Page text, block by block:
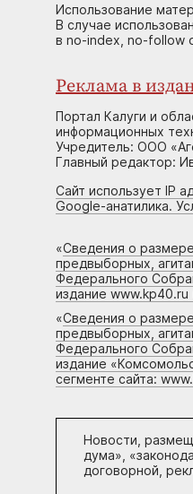
Использование
В случае
в no-index, no-follow
Реклама в
Портал Калуги и
информационных
Учредитель: ООО
Главный редактор:
Сайт использует IP
Google-анатилика.
«Сведения о
предвыборных,
Федерального
издание
«Сведения о
предвыборных,
Федерального
издание
сегменте сайта:
Новости,
дума»,
договорной,